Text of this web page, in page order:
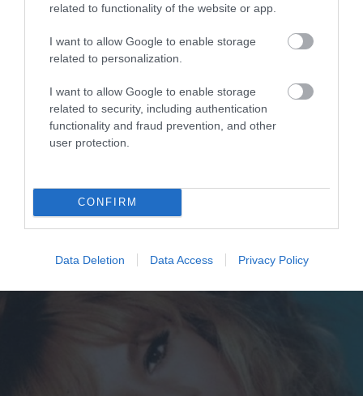
related to functionality of the website or app.
I want to allow Google to enable storage
related to personalization.
I want to allow Google to enable storage
related to security, including authentication
functionality and fraud prevention, and other
user protection.
CONFIRM
Data Deletion Data Access Privacy Policy
00:01
”Beauty Roses”: Το νέο beauty
brand παρουσιάστηκε στην
Σε ένα ξεχωριστό private dinner για εκλεκτές κυρίες της πόλης